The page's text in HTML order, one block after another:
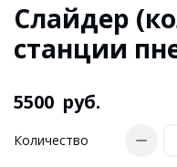
Слайдер
станции
5500 руб.
Количество